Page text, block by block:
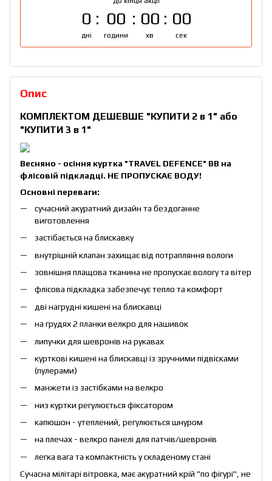
0
дні
00
години
00
хв
00
сек
Опис
КОМПЛЕКТОМ ДЕШЕВШЕ "КУПИТИ 2 в 1" або
"КУПИТИ 3 в 1"
Весняно - осіння куртка "TRAVEL DEFENCE" ВВ на
флісовій підкладці. НЕ ПРОПУСКАЄ ВОДУ!
Основні переваги:
сучасний акуратний дизайн та бездоганне
виготовлення
застібається на блискавку
внутрішній клапан захищає від потрапляння вологи
зовнішня плащова тканина не пропускає вологу та вітер
флісова підкладка забезпечує тепло та комфорт
дві нагрудні кишені на блискавці
на грудях 2 планки велкро для нашивок
липучки для шевронів на рукавах
курткові кишені на блискавці із зручними підвісками
(пулерами)
манжети із застібками на велкро
низ куртки регулюється фіксатором
капюшон - утеплений, регулюється шнуром
на плечах - велкро панелі для патчів/шевронів
легка вага та компактність у складеному стані
Сучасна мілітарі вітровка, має акуратний крій "по фігурі", не